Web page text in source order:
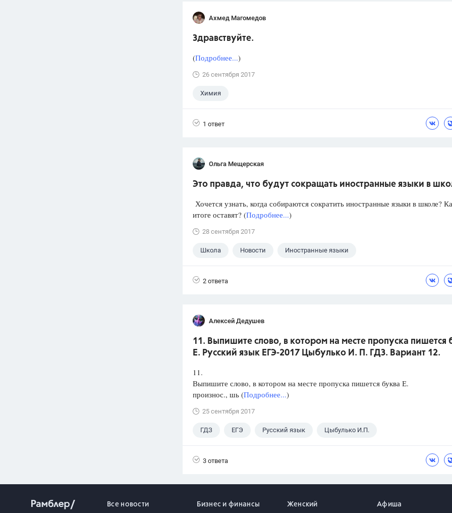
Ахмед Магомедов
Здравствуйте.
(Подробнее...)
26 сентября 2017
Химия
1 ответ
Ольга Мещерская
Это правда, что будут сокращать иностранные языки в
Хочется узнать, когда собираются сократить иностранные языки в школе?
итоге оставят? (Подробнее...)
28 сентября 2017
Школа Новости Иностранные языки
2 ответа
Алексей Дедушев
11. Выпишите слово, в котором на месте пропуска пишется
Е. Русский язык ЕГЭ-2017 Цыбулько И. П. ГДЗ. Вариант 12.
11.
Выпишите слово, в котором на месте пропуска пишется буква Е.
произнос., шь (Подробнее...)
25 сентября 2017
ГДЗ ЕГЭ Русский язык Цыбулько И.П.
3 ответа
Все новости Бизнес и финансы Женский Афиша